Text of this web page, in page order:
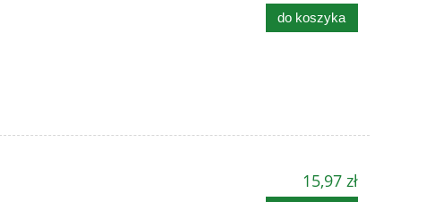
do koszyka
15,97 zł